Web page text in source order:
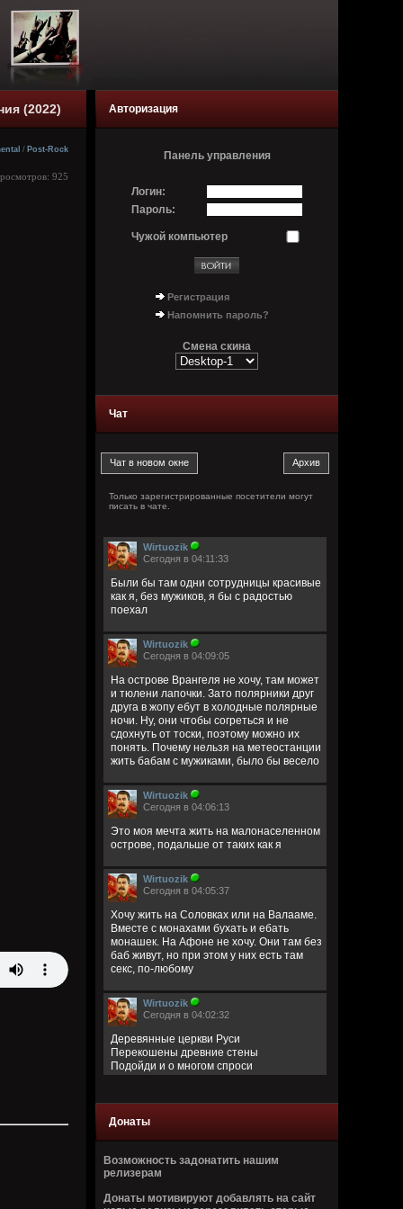
(2022)
/ Post-Rock
925
Авторизация
Панель управления
Логин:
Пароль:
Чужой компьютер
Регистрация
Напомнить пароль?
Смена скина
Чат
Только зарегистрированные посетители могут
писать в чате.
Wirtuozik
Сегодня в 04:11:33
Были бы там одни сотрудницы красивые
как я, без мужиков, я бы с радостью
поехал
Wirtuozik
Сегодня в 04:09:05
На острове Врангеля не хочу, там может
и тюлени лапочки. Зато полярники друг
друга в жопу ебут в холодные полярные
ночи. Ну, они чтобы согреться и не
сдохнуть от тоски, поэтому можно их
понять. Почему нельзя на метеостанции
жить бабам с мужиками, было бы весело
Wirtuozik
Сегодня в 04:06:13
Это моя мечта жить на малонаселенном
острове, подальше от таких как я
Wirtuozik
Сегодня в 04:05:37
Хочу жить на Соловках или на Валааме.
Вместе с монахами бухать и ебать
монашек. На Афоне не хочу. Они там без
баб живут, но при этом у них есть там
секс, по-любому
Wirtuozik
Сегодня в 04:02:32
Деревянные церкви Руси
Перекошены древние стены
Подойди и о многом спроси
Вчера в 14:37:07
Донаты
Возможность задонатить нашим
релизерам
Донаты мотивируют добавлять на сайт